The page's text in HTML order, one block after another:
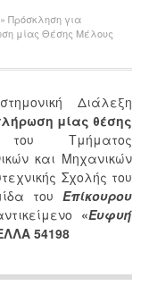
» Πρόσκληση για
μίας Θέσης Μέλους
Διάλεξη
μίας θέσης
του Τμήματος
και Μηχανικών
Σχολής του
του Επίκουρου
«Ευφυή
54198